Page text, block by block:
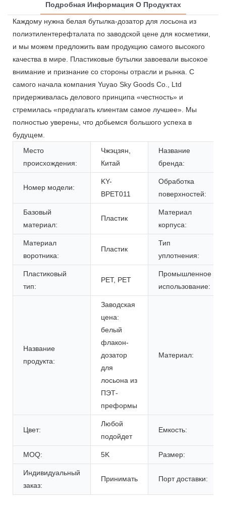
Подробная Информация О Продуктах
Каждому нужна белая бутылка-дозатор для лосьона из
полиэтилентерефталата по заводской цене для косметики,
и мы можем предложить вам продукцию самого высокого
качества в мире. Пластиковые бутылки завоевали высокое
внимание и признание со стороны отрасли и рынка. С
самого начала компания Yuyao Sky Goods Co., Ltd
придерживалась делового принципа «честность» и
стремилась «предлагать клиентам самое лучшее». Мы
полностью уверены, что добьемся большого успеха в
будущем.
Место
происхождения:
Чжэцзян,
Китай
Название
бренда:
Номер модели:
KY-
BPET011
Обработка
поверхностей:
Базовый
материал:
Пластик
Материал
корпуса:
Материал
воротника:
Пластик
Тип
уплотнения:
Пластиковый
тип:
PET, PET
Промышленное
использование:
Название
продукта:
Заводская
цена:
белый
флакон-
дозатор
для
лосьона из
ПЭТ-
преформы
Материал:
Цвет:
Любой
подойдет
Емкость:
MOQ: 5K Размер:
Индивидуальный
заказ:
Принимать Порт доставки: